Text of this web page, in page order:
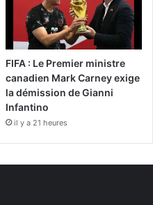
FIFA : Le Premier ministre
canadien Mark Carney exige
la démission de Gianni
Infantino
il y a 21 heures